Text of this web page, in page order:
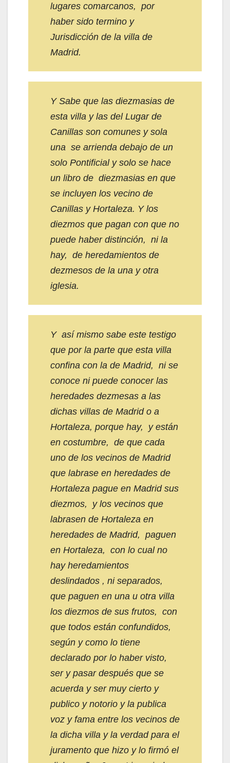
lugares comarcanos, por
haber sido termino y
Jurisdicción de la villa de
Madrid.
Y Sabe que las diezmasias de
esta villa y las del Lugar de
Canillas son comunes y sola
una se arrienda debajo de un
solo Pontificial y solo se hace
un libro de diezmasias en que
se incluyen los vecino de
Canillas y Hortaleza. Y los
diezmos que pagan con que no
puede haber distinción, ni la
hay, de heredamientos de
dezmesos de la una y otra
iglesia.
Y así mismo sabe este testigo
que por la parte que esta villa
confina con la de Madrid, ni se
conoce ni puede conocer las
heredades dezmesas a las
dichas villas de Madrid o a
Hortaleza, porque hay, y están
en costumbre, de que cada
uno de los vecinos de Madrid
que labrase en heredades de
Hortaleza pague en Madrid sus
diezmos, y los vecinos que
labrasen de Hortaleza en
heredades de Madrid, paguen
en Hortaleza, con lo cual no
hay heredamientos
deslindados , ni separados,
que paguen en una u otra villa
los diezmos de sus frutos, con
que todos están confundidos,
según y como lo tiene
declarado por lo haber visto,
ser y pasar después que se
acuerda y ser muy cierto y
publico y notorio y la publica
voz y fama entre los vecinos de
la dicha villa y la verdad para el
juramento que hizo y lo firmó el